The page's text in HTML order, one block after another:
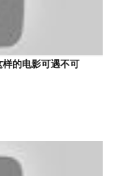
样的电影可遇不可